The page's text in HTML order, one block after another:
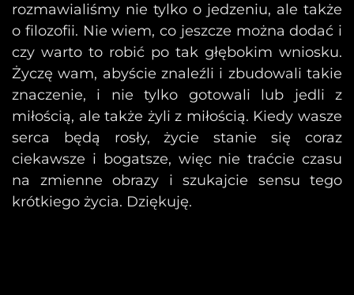
rozmawialiśmy nie tylko o jedzeniu, ale także
o filozofii. Nie wiem, co jeszcze można dodać i
czy warto to robić po tak głębokim wniosku.
Życzę wam, abyście znaleźli i zbudowali takie
znaczenie, i nie tylko gotowali lub jedli z
miłością, ale także żyli z miłością. Kiedy wasze
serca będą rosły, życie stanie się coraz
ciekawsze i bogatsze, więc nie traćcie czasu
na zmienne obrazy i szukajcie sensu tego
krótkiego życia. Dziękuję.